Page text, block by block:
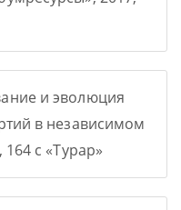
и эволюция
в независимом
с «Турар»